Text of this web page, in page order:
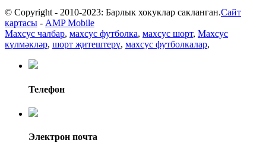
© Copyright - 2010-2023: Барлык хокуклар сакланган.Сайт
картасы - AMP Mobile
Махсус чалбар, махсус футболка, махсус шорт, Махсус
күлмәкләр, шорт җитештерү, махсус футболкалар,
Телефон
Электрон почта